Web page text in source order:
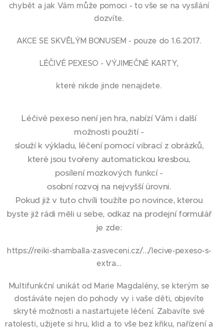
chybět a jak Vám může pomoci - to vše se na vysílání
dozvíte.
AKCE SE SKVĚLÝM BONUSEM - pouze do 1.6.2017.
LÉČIVÉ PEXESO - VÝJIMEČNÉ KARTY,
které nikde jinde nenajdete.
Léčivé pexeso není jen hra, nabízí Vám i další
možnosti použití -
slouží k výkladu, léčení pomocí vibrací z obrázků,
které jsou tvořeny automatickou kresbou,
posílení mozkových funkcí -
osobní rozvoj na nejvyšší úrovni.
Pokud již v tuto chvíli toužíte po novince, kterou
byste již rádi měli u sebe, odkaz na prodejní formulář
je zde:
https://reiki-shamballa-zasveceni.cz/.../lecive-pexeso-s-
extra...
Multifunkční unikát od Marie Magdalény, se kterým se
dostáváte nejen do pohody vy i vaše děti, objevíte
skryté možnosti a nastartujete léčení. Zabavíte své
ratolesti, užijete si hru, klid a to vše bez křiku, nařízení a